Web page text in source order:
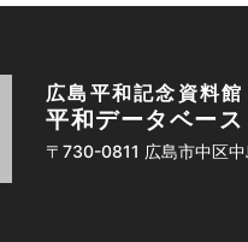
広島平和記念資料館
平和データベース
〒730-0811 広島市中区